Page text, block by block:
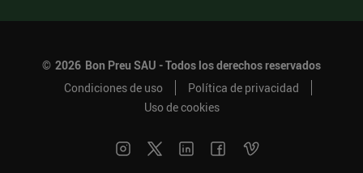
© 2026 Bon Preu SAU - Todos los derechos reservados
Condiciones de uso
Política de privacidad
Uso de cookies